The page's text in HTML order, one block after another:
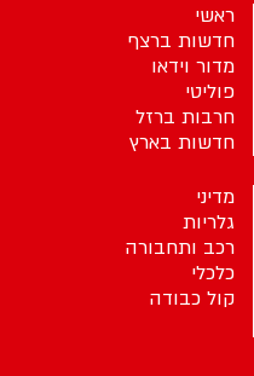
ראשי
חדשות ברצף
מדור וידאו
פוליטי
חרבות ברזל
חדשות בארץ
מדיני
גלריות
רכב ותחבורה
כלכלי
קול כבודה